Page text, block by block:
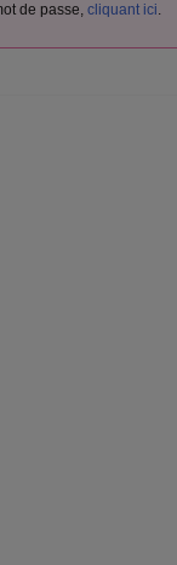
de passe, cliquant ici.